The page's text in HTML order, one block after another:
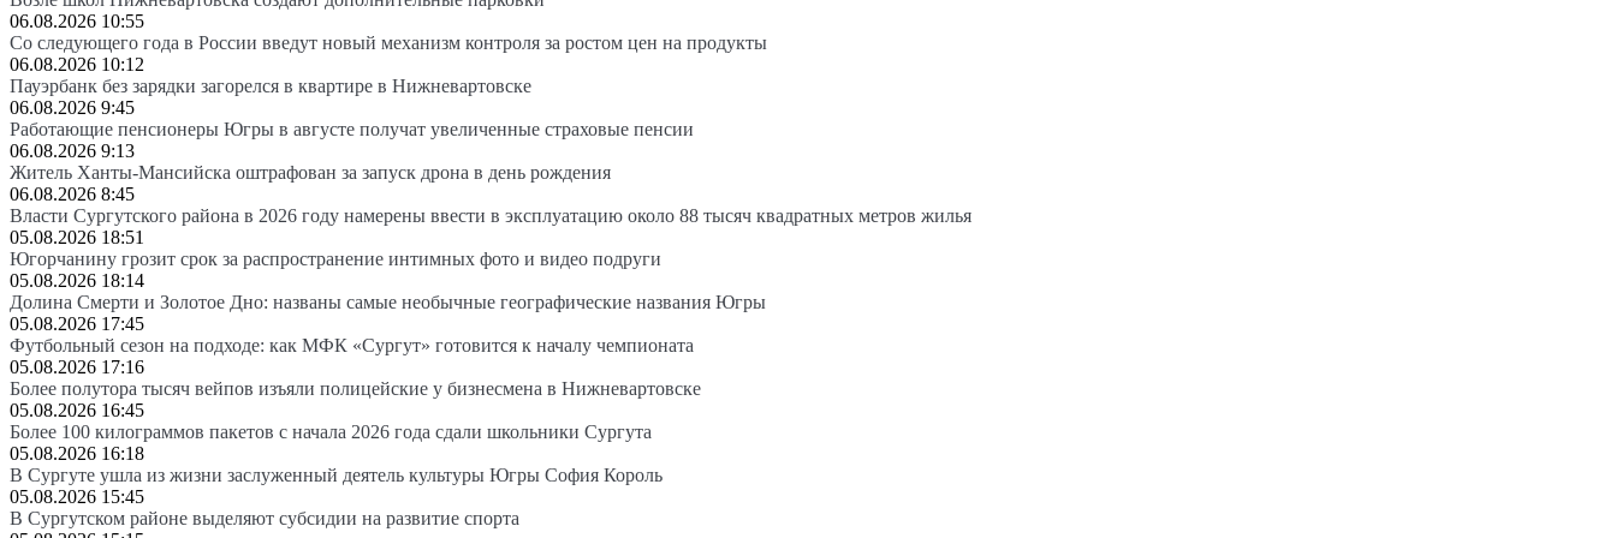
06.08.2026 10:55
Со следующего года в России введут новый механизм контроля за ростом цен на продукты
06.08.2026 10:12
Пауэрбанк без зарядки загорелся в квартире в Нижневартовске
06.08.2026 9:45
Работающие пенсионеры Югры в августе получат увеличенные страховые пенсии
06.08.2026 9:13
Житель Ханты-Мансийска оштрафован за запуск дрона в день рождения
06.08.2026 8:45
Власти Сургутского района в 2026 году намерены ввести в эксплуатацию около 88 тысяч квадратных метров жилья
05.08.2026 18:51
Югорчанину грозит срок за распространение интимных фото и видео подруги
05.08.2026 18:14
Долина Смерти и Золотое Дно: названы самые необычные географические названия Югры
05.08.2026 17:45
Футбольный сезон на подходе: как МФК «Сургут» готовится к началу чемпионата
05.08.2026 17:16
Более полутора тысяч вейпов изъяли полицейские у бизнесмена в Нижневартовске
05.08.2026 16:45
Более 100 килограммов пакетов с начала 2026 года сдали школьники Сургута
05.08.2026 16:18
В Сургуте ушла из жизни заслуженный деятель культуры Югры София Король
05.08.2026 15:45
В Сургутском районе выделяют субсидии на развитие спорта